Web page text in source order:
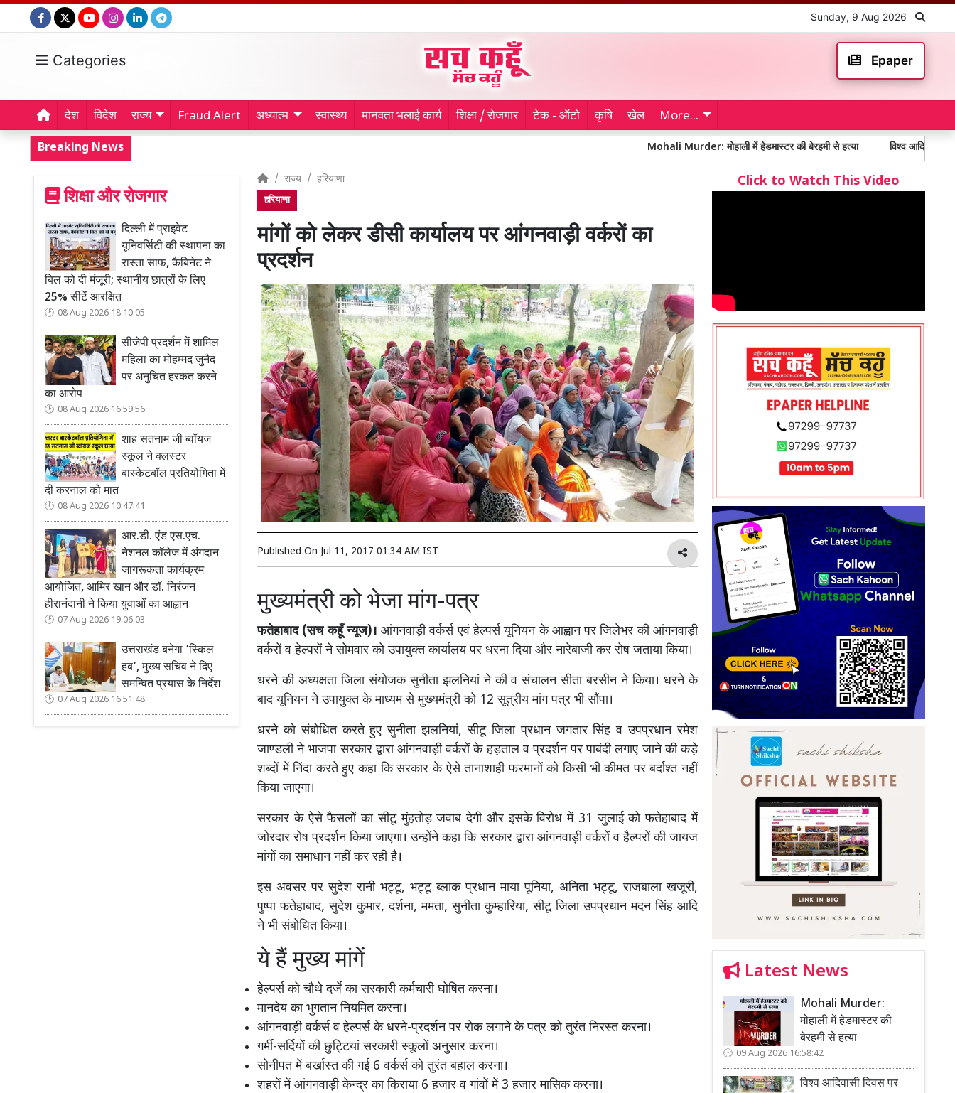
Sunday, 9 Aug 2026
Categories Epaper
देश विदेश राज्य Fraud Alert अध्यात्म स्वास्थ्य मानवता भलाई कार्य शिक्षा / रोजगार टेक - ऑटो कृषि खेल More...
Breaking News Mohali Murder: मोहाली में हेडमास्टर की बेरहमी से हत्या विश्व आदिवासी दिवस पर
शिक्षा और रोजगार
दिल्ली में प्राइवेट
यूनिवर्सिटी की स्थापना का
रास्ता साफ, कैबिनेट ने
बिल को दी मंजूरी; स्थानीय छात्रों के लिए
25% सीटें आरक्षित
08 Aug 2026 18:10:05
सीजेपी प्रदर्शन में शामिल
महिला का मोहम्मद जुनैद
पर अनुचित हरकत करने
का आरोप
08 Aug 2026 16:59:56
शाह सतनाम जी ब्वॉयज
स्कूल ने क्लस्टर
बास्केटबॉल प्रतियोगिता में
दी करनाल को मात
08 Aug 2026 10:47:41
आर.डी. एंड एस.एच.
नेशनल कॉलेज में अंगदान
जागरूकता कार्यक्रम
आयोजित, आमिर खान और डॉ. निरंजन
हीरानंदानी ने किया युवाओं का आह्वान
07 Aug 2026 19:06:03
उत्तराखंड बनेगा ‘स्किल
हब’, मुख्य सचिव ने दिए
समन्वित प्रयास के निर्देश
07 Aug 2026 16:51:48
राज्य हरियाणा
हरियाणा
मांगों को लेकर डीसी कार्यालय पर आंगनवाड़ी वर्करों का
प्रदर्शन
Published On Jul 11, 2017 01:34 AM IST
मुख्यमंत्री को भेजा मांग-पत्र
फतेहाबाद (सच कहूँ न्यूज)। आंगनवाड़ी वर्कर्स एवं हेल्पर्स यूनियन के आह्वान पर जिलेभर की आंगनवाड़ी
वर्करों व हेल्परों ने सोमवार को उपायुक्त कार्यालय पर धरना दिया और नारेबाजी कर रोष जताया किया।
धरने की अध्यक्षता जिला संयोजक सुनीता झलनियां ने की व संचालन सीता बरसीन ने किया। धरने के
बाद यूनियन ने उपायुक्त के माध्यम से मुख्यमंत्री को 12 सूत्रीय मांग पत्र भी सौंपा।
धरने को संबोधित करते हुए सुनीता झलनियां, सीटू जिला प्रधान जगतार सिंह व उपप्रधान रमेश
जाण्डली ने भाजपा सरकार द्वारा आंगनवाड़ी वर्करों के हड़ताल व प्रदर्शन पर पाबंदी लगाए जाने की कड़े
शब्दों में निंदा करते हुए कहा कि सरकार के ऐसे तानाशाही फरमानों को किसी भी कीमत पर बर्दाश्त नहीं
किया जाएगा।
सरकार के ऐसे फैसलों का सीटू मुंहतोड़ जवाब देगी और इसके विरोध में 31 जुलाई को फतेहाबाद में
जोरदार रोष प्रदर्शन किया जाएगा। उन्होंने कहा कि सरकार द्वारा आंगनवाड़ी वर्करों व हैल्परों की जायज
मांगों का समाधान नहीं कर रही है।
इस अवसर पर सुदेश रानी भट्टू, भट्टू ब्लाक प्रधान माया पूनिया, अनिता भट्टू, राजबाला खजूरी,
पुष्पा फतेहाबाद, सुदेश कुमार, दर्शना, ममता, सुनीता कुम्हारिया, सीटू जिला उपप्रधान मदन सिंह आदि
ने भी संबोधित किया।
ये हैं मुख्य मांगें
हेल्पर्स को चौथे दर्जे का सरकारी कर्मचारी घोषित करना।
मानदेय का भुगतान नियमित करना।
आंगनवाड़ी वर्कर्स व हेल्पर्स के धरने-प्रदर्शन पर रोक लगाने के पत्र को तुरंत निरस्त करना।
गर्मी-सर्दियों की छुट्टियां सरकारी स्कूलों अनुसार करना।
सोनीपत में बर्खास्त की गई 6 वर्कर्स को तुरंत बहाल करना।
शहरों में आंगनवाड़ी केन्द्र का किराया 6 हजार व गांवों में 3 हजार मासिक करना।
Click to Watch This Video
Latest News
Mohali Murder:
मोहाली में हेडमास्टर की
बेरहमी से हत्या
09 Aug 2026 16:58:42
विश्व आदिवासी दिवस पर